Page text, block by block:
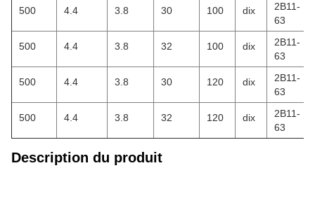
500 4.4 3.8 30 100 dix
2B11-
63
500 4.4 3.8 32 100 dix
2B11-
63
500 4.4 3.8 30 120 dix
2B11-
63
500 4.4 3.8 32 120 dix
2B11-
63
Description du produit